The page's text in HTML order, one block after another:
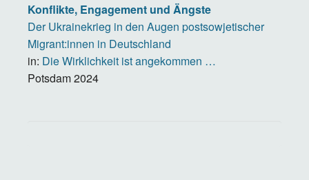
Konflikte, Engagement und Ängste
Der Ukrainekrieg in den Augen postsowjetischer
Migrant:innen in Deutschland
in: Die Wirklichkeit ist angekommen …
Potsdam2024